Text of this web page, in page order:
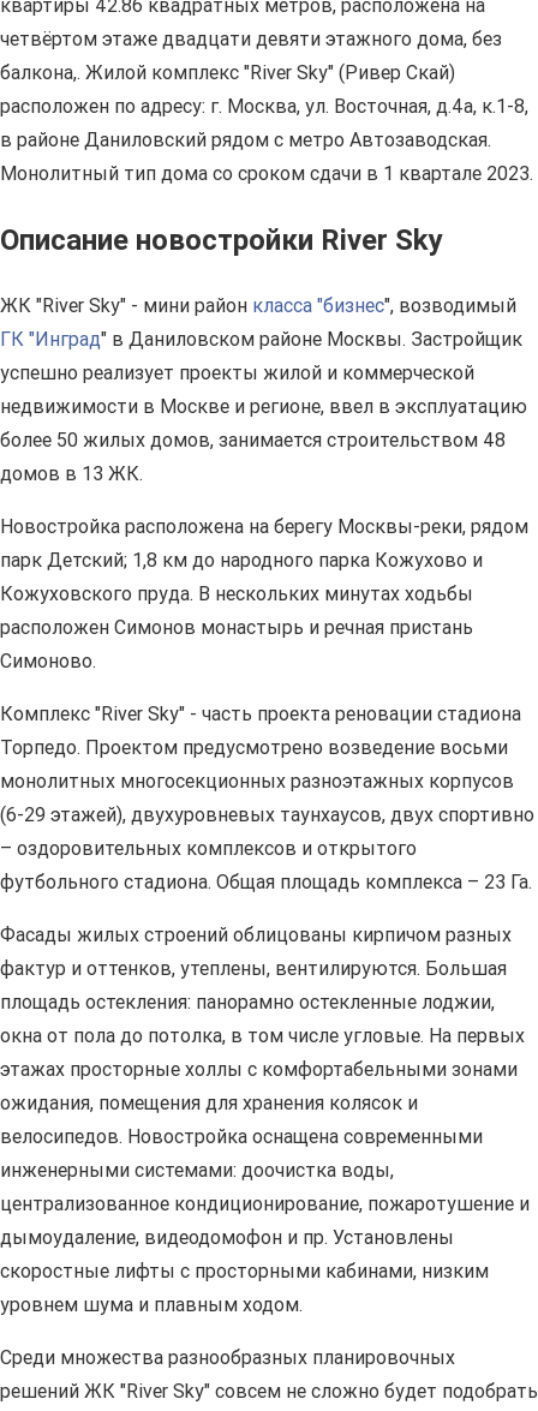
квартиры 42.86 квадратных метров, расположена на
четвёртом этаже двадцати девяти этажного дома, без
балкона,. Жилой комплекс "River Sky" (Ривер Скай)
расположен по адресу: г. Москва, ул. Восточная, д.4а, к.1-8,
в районе Даниловский рядом с метро Автозаводская.
Монолитный тип дома со сроком сдачи в 1 квартале 2023.
Описание новостройки River Sky
ЖК "River Sky" - мини район класса "бизнес", возводимый
ГК "Инград" в Даниловском районе Москвы. Застройщик
успешно реализует проекты жилой и коммерческой
недвижимости в Москве и регионе, ввел в эксплуатацию
более 50 жилых домов, занимается строительством 48
домов в 13 ЖК.
Новостройка расположена на берегу Москвы-реки, рядом
парк Детский; 1,8 км до народного парка Кожухово и
Кожуховского пруда. В нескольких минутах ходьбы
расположен Симонов монастырь и речная пристань
Симоново.
Комплекс "River Sky" - часть проекта реновации стадиона
Торпедо. Проектом предусмотрено возведение восьми
монолитных многосекционных разноэтажных корпусов
(6-29 этажей), двухуровневых таунхаусов, двух спортивно
– оздоровительных комплексов и открытого
футбольного стадиона. Общая площадь комплекса – 23 Га.
Фасады жилых строений облицованы кирпичом разных
фактур и оттенков, утеплены, вентилируются. Большая
площадь остекления: панорамно остекленные лоджии,
окна от пола до потолка, в том числе угловые. На первых
этажах просторные холлы с комфортабельными зонами
ожидания, помещения для хранения колясок и
велосипедов. Новостройка оснащена современными
инженерными системами: доочистка воды,
централизованное кондиционирование, пожаротушение и
дымоудаление, видеодомофон и пр. Установлены
скоростные лифты с просторными кабинами, низким
уровнем шума и плавным ходом.
Среди множества разнообразных планировочных
решений ЖК "River Sky" совсем не сложно будет подобрать